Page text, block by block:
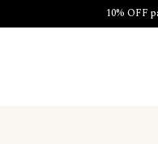
10% OFF